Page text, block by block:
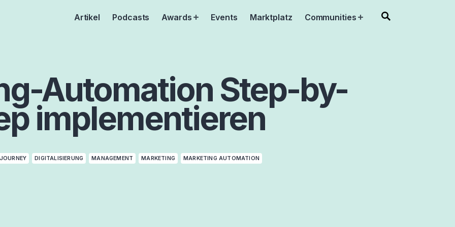
Artikel Podcasts Awards OpenEvents Marktplatz Communities Open
Automation Step-by-
implementieren
DIGITALISIERUNG MANAGEMENT MARKETING MARKETING AUTOMATION